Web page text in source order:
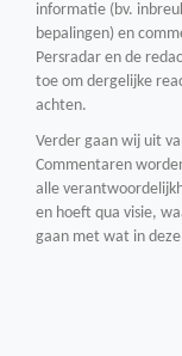
informatie (bv.
bepalingen) en
Persradar en de
toe om dergelijke
achten.
Verder gaan wij uit
Commentaren
alle
en hoeft qua visie,
gaan met wat in